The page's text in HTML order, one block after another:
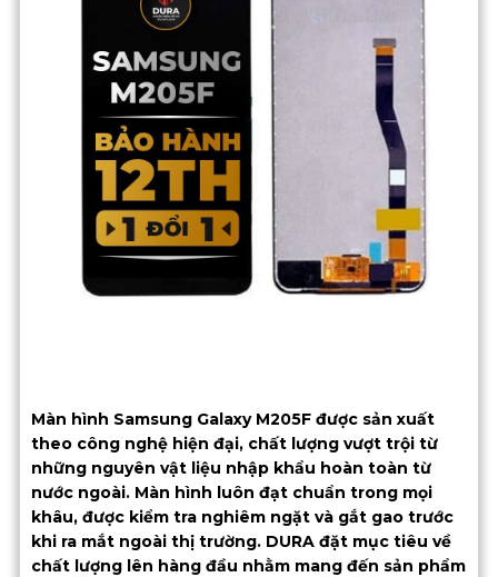
Màn hình Samsung Galaxy M205F được sản xuất
theo công nghệ hiện đại, chất lượng vượt trội từ
những nguyên vật liệu nhập khẩu hoàn toàn từ
nước ngoài. Màn hình luôn đạt chuẩn trong mọi
khâu, được kiểm tra nghiêm ngặt và gắt gao trước
khi ra mắt ngoài thị trường. DURA đặt mục tiêu về
chất lượng lên hàng đầu nhằm mang đến sản phẩm